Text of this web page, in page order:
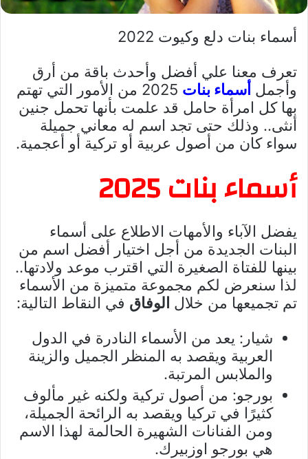
أسماء بنات دلع وكيوت 2022
تعرف معنا علي أفضل وأحدث باقة من أرق
وأجمل أسماء بنات
2025 من الأمور التي تهتم
بها كل امرأة حامل قد علمت بأنها تحمل جنين
أنثى.. وذلك حتى تجد اسم له معاني جميلة
سواء كان من أصول عربية أو تركية أو أعجمية.
أسماء بنات 2025
يفضل الآباء والأمهات الاطلاع على أسماء
البنات الجديدة من أجل اختيار أفضل اسم من
بينها للفتاة الصغيرة التي اقترب موعد ولادتها..
لذا سنعرض لكم مجموعة متميزة من الأسماء
تم تجميعها من خلال الوفاق في النقاط التالية:
شيار: يعد من الأسماء النادرة في الدول
العربية ويقصد به المنظر الجميل والزينة
والملابس المرتبة.
بورجو: من أصول تركية ولكنه غير مألوف
كثيرًا في تركيا ويقصد به الرائحة الجميلة،
ومن الفنانات الشهيرة الحالمة لهذا الاسم
هي بورجو اوزبيرك.